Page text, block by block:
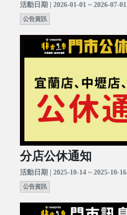
活動日期 | 2026-01-01 ~ 2026-07-01
公告資訊
分店公休通知
活動日期 | 2025-10-14 ~ 2025-10-16
公告資訊